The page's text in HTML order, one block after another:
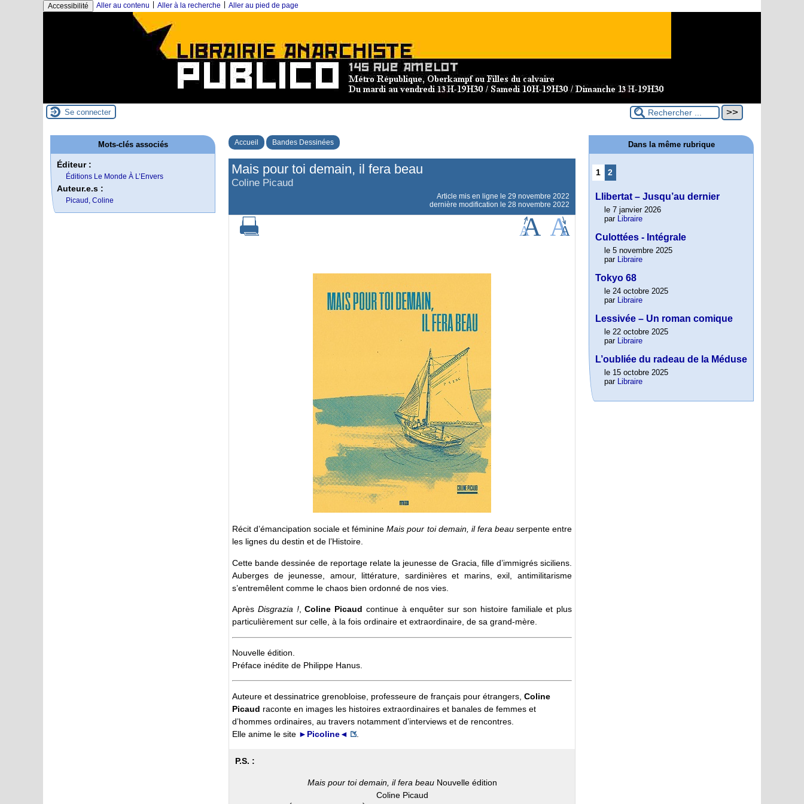
Accessibilité Aller au contenu Aller à la recherche Aller au pied de page
Se connecter
Accueil Bandes Dessinées
Mais pour toi demain, il fera beau
Coline Picaud
Article mis en ligne le 29 novembre 2022
dernière modification le 28 novembre 2022
Récit d’émancipation sociale et féminineMais pour toi demain, il fera beauserpente entre
les lignes du destin et de l’Histoire.
Cette bande dessinée de reportage relate la jeunesse de Gracia, fille d’immigrés siciliens.
Auberges de jeunesse, amour, littérature, sardinières et marins, exil, antimilitarisme
s’entremêlent comme le chaos bien ordonné de nos vies.
Après Disgrazia !,Coline Picaud continue à enquêter sur son histoire familiale et plus
particulièrement sur celle, à la fois ordinaire et extraordinaire, de sa grand-mère.
Nouvelle édition.
Préface inédite de Philippe Hanus.
Auteure et dessinatrice grenobloise, professeure de français pour étrangers, Coline
Picaud raconte en images les histoires extraordinaires et banales de femmes et
d’hommes ordinaires, au travers notamment d’interviews et de rencontres.
Elle anime le site ►Picoline◄
P.S. :
Mais pour toi demain, il fera beauNouvelle édition
Coline Picaud
Mots-clés associés
Éditeur :
Éditions Le Monde À L’Envers
Auteur.e.s :
Picaud, Coline
Dans la même rubrique
1 2
Llibertat – Jusqu’au dernier
le 7 janvier 2026
par Libraire
Culottées - Intégrale
le 5 novembre 2025
par Libraire
Tokyo 68
le 24 octobre 2025
par Libraire
Lessivée – Un roman comique
le 22 octobre 2025
par Libraire
L’oubliée du radeau de la Méduse
le 15 octobre 2025
par Libraire